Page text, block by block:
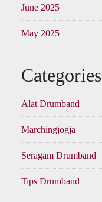
June 2025
May 2025
Categories
Alat Drumband
Marchingjogja
Seragam Drumband
Tips Drumband